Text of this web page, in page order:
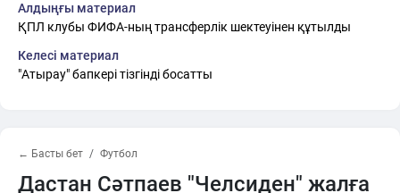
Алдыңғы материал
ҚПЛ клубы ФИФА-ның трансферлік шектеуінен құтылды
Келесі материал
"Атырау" бапкері тізгінді босатты
← Басты бет Футбол
Дастан Сәтпаев "Челсиден" жалға